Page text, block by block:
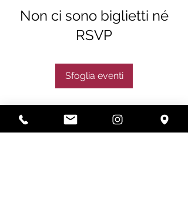
Non ci sono biglietti né
RSVP
Sfoglia eventi